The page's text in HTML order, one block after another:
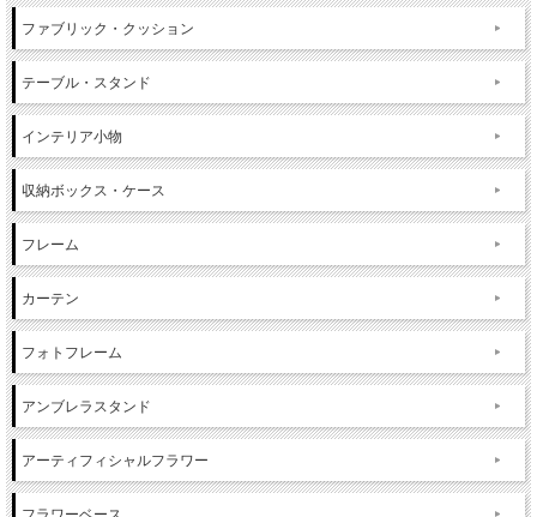
ファブリック・クッション
テーブル・スタンド
インテリア小物
収納ボックス・ケース
フレーム
カーテン
フォトフレーム
アンブレラスタンド
アーティフィシャルフラワー